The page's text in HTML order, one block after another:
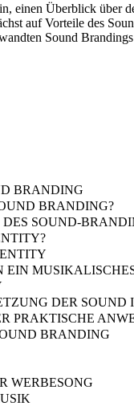
einen Überblick über
auf Vorteile des
Sound
BRANDING
BRANDING?
SOUND-
EIN
DER SOUND
PRAKTISCHE
BRANDING
WERBESONG